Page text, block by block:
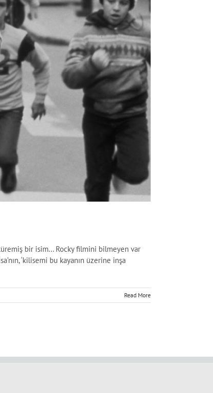
bir isim... Rocky filmini bilmeyen var
‘kilisemi bu kayanın üzerine inşa
Read More